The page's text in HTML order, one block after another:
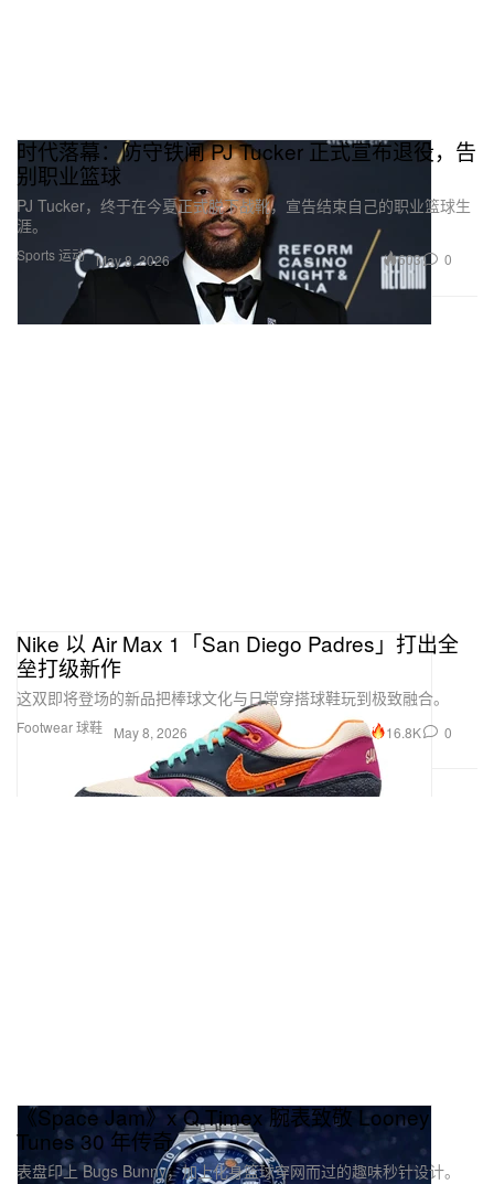
Sports 运动
时代落幕：防守铁闸 PJ Tucker 正式宣布退役，告
别职业篮球
PJ Tucker，终于在今夏正式脱下战靴，宣告结束自己的职业篮球生
涯。
May 8, 2026 603 0
Footwear 球鞋
Nike 以 Air Max 1「San Diego Padres」打出全
垒打级新作
这双即将登场的新品把棒球文化与日常穿搭球鞋玩到极致融合。
May 8, 2026 16.8K 0
《Space Jam》x Q Timex 腕表致敬 Looney
Tunes 30 年传奇
表盘印上 Bugs Bunny，加上化身篮球穿网而过的趣味秒针设计。